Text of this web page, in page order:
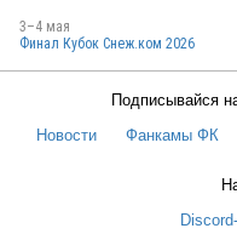
3–4 мая
Финал Кубок Снеж.ком 2026
Подписывайся
Новости
Фанкамы ФК